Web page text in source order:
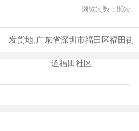
浏览次数： 80次
发货地:广东省深圳市福田区福田街
道福田社区